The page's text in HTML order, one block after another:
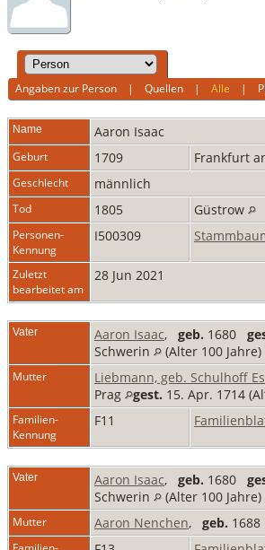
Angaben zur Person |Quellen |Alle |
Name Aaron Isaac
Geburt 1709 Frankfurt
Geschlecht männlich
Tod 1805 Güstrow
Personen-
Kennung
I500309
Zuletzt
bearbeitet am
28 Jun 2021
Vater Aaron Isaac, geb. 1680
Schwerin
(Alter 100 Jahre)
Mutter Liebmann, geb. Schulhoff
Prag
gest. 15. Apr. 1714
Familien-
Kennung
F11
Vater Aaron Isaac, geb. 1680
Schwerin
(Alter 100 Jahre)
Mutter Aaron Nenchen, geb. 1688